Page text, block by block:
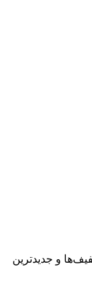
و جدیدترین